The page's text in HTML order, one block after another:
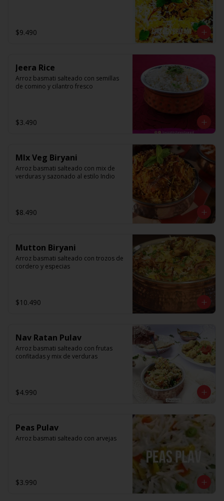
$9.490
Jeera Rice
Arroz basmati salteado con semillas
de comino y cilantro fresco
$3.490
MIx Veg Biryani
Arroz basmati salteado con mix de
verduras y sazonado al estilo Indio
$8.490
Mutton Biryani
Arroz basmati salteado con trozos de
cordero y especias
$10.490
Nav Ratan Pulav
Arroz basmati salteado con frutas
confitadas y mix de verduras
$4.990
Peas Pulav
Arroz basmati salteado con arvejas
$3.990